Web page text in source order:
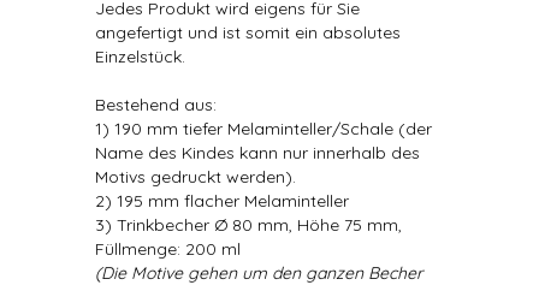
Jedes Produkt wird eigens für Sie
angefertigt und ist somit ein absolutes
Einzelstück.
Bestehend aus:
1) 190 mm tiefer Melaminteller/Schale (der
Name des Kindes kann nur innerhalb des
Motivs gedruckt werden).
2) 195 mm flacher Melaminteller
3) Trinkbecher Ø 80 mm, Höhe 75 mm,
Füllmenge: 200 ml
(Die Motive gehen um den ganzen Becher